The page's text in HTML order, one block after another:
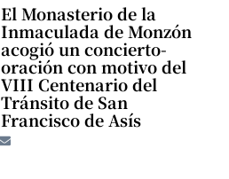
El Monasterio de la
Inmaculada de Monzón
acogió un concierto-
oración con motivo del
VIII Centenario del
Tránsito de San
Francisco de Asís